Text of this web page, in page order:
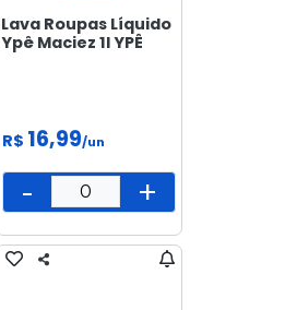
Lava Roupas Líquido
Ypê Maciez 1l YPÊ
R$ 16,99/un
- +